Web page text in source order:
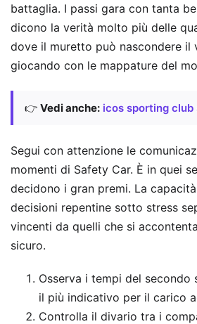
battaglia. I passi gara con tanta
dicono la verità molto più delle
dove il muretto può nascondere il
giocando con le mappature del
👉 Vedi anche: icos sporting club
Segui con attenzione le
momenti di Safety Car. È in quei
decidono i gran premi. La
decisioni repentine sotto stress
vincenti da quelli che si
sicuro.
Osserva i tempi del secondo
il più indicativo per il carico
Controlla il divario tra i